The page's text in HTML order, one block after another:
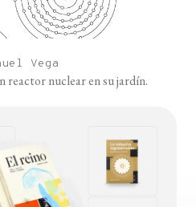
Vega
reactor nuclear en su jardín.